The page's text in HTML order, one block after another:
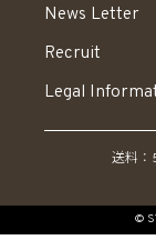
News Letter
Recruit
Legal
送料
©